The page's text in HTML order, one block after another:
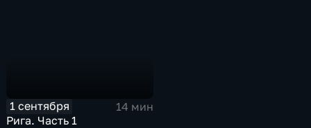
1 сентября
14 мин
Рига. Часть 1